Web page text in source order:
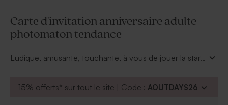
Carte d'invitation anniversaire adulte
photomaton tendance
Ludique, amusante, touchante, à vous de jouer la star.
pour une annonce tendance. Cette carte d'invitation
15% offerts* sur tout le site | Code : AOUTDAYS26